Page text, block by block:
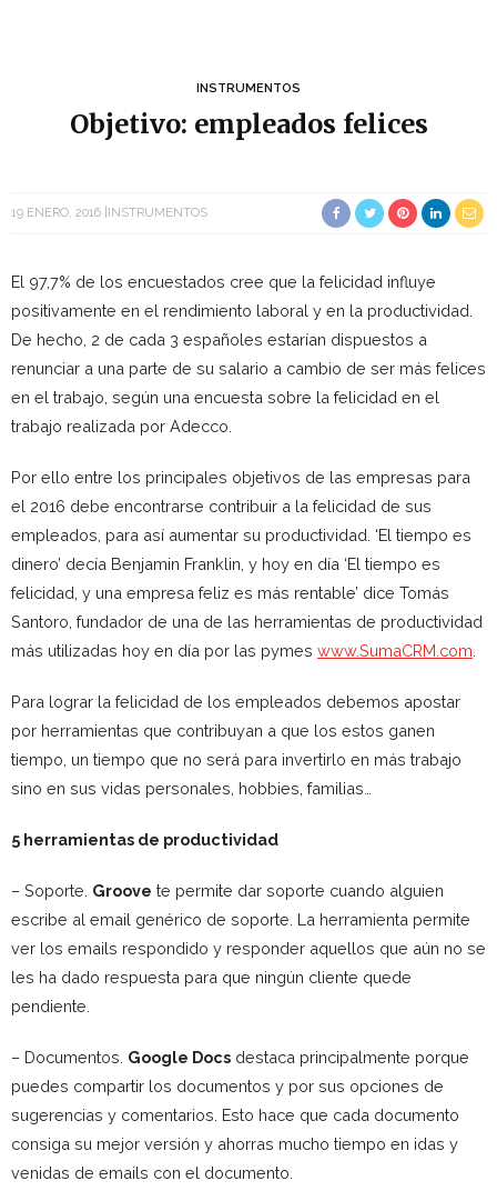
INSTRUMENTOS
Objetivo: empleados felices
19 ENERO, 2016 INSTRUMENTOS
El 97,7% de los encuestados cree que la felicidad influye
positivamente en el rendimiento laboral y en la productividad.
De hecho, 2 de cada 3 españoles estarían dispuestos a
renunciar a una parte de su salario a cambio de ser más felices
en el trabajo, según una encuesta sobre la felicidad en el
trabajo realizada por Adecco.
Por ello entre los principales objetivos de las empresas para
el 2016 debe encontrarse contribuir a la felicidad de sus
empleados, para así aumentar su productividad. ‘El tiempo es
dinero’ decía Benjamin Franklin, y hoy en día ‘El tiempo es
felicidad, y una empresa feliz es más rentable’ dice Tomás
Santoro, fundador de una de las herramientas de productividad
más utilizadas hoy en día por las pymes www.SumaCRM.com
Para lograr la felicidad de los empleados debemos apostar
por herramientas que contribuyan a que los estos ganen
tiempo, un tiempo que no será para invertirlo en más trabajo
sino en sus vidas personales, hobbies, familias…
5 herramientas de productividad
– Soporte. Groove te permite dar soporte cuando alguien
escribe al email genérico de soporte. La herramienta permite
ver los emails respondido y responder aquellos que aún no se
les ha dado respuesta para que ningún cliente quede
pendiente.
– Documentos. Google Docs destaca principalmente porque
puedes compartir los documentos y por sus opciones de
sugerencias y comentarios. Esto hace que cada documento
consiga su mejor versión y ahorras mucho tiempo en idas y
venidas de emails con el documento.